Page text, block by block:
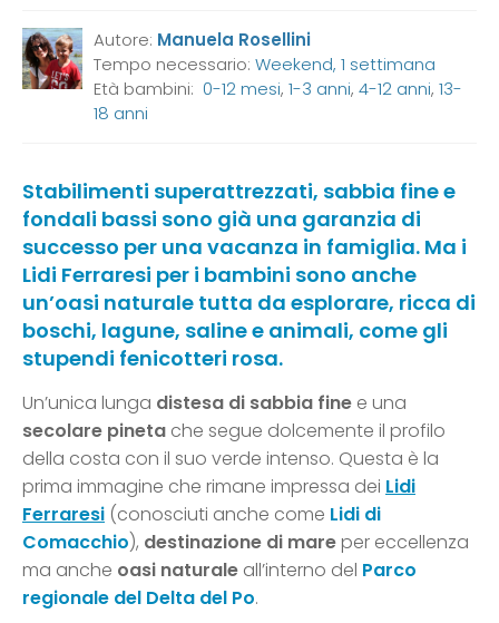
Autore: Manuela Rosellini
Tempo necessario:Weekend, 1 settimana
Età bambini:0-12 mesi,1-3 anni,4-12 anni,13-
18 anni
Stabilimenti superattrezzati, sabbia fine e
fondali bassi sono già una garanzia di
successo per una vacanza in famiglia. Ma i
Lidi Ferraresi per i bambini sono anche
un’oasi naturale tutta da esplorare, ricca di
boschi, lagune, saline e animali, come gli
stupendi fenicotteri rosa.
Un’unica lunga distesa di sabbia fine e una
secolare pineta che segue dolcemente il profilo
della costa con il suo verde intenso. Questa è la
prima immagine che rimane impressa dei Lidi
Ferraresi (conosciuti anche come Lidi di
Comacchio), destinazione di mareper eccellenza
ma anche oasi naturale all’interno del Parco
regionale del Delta del Po.